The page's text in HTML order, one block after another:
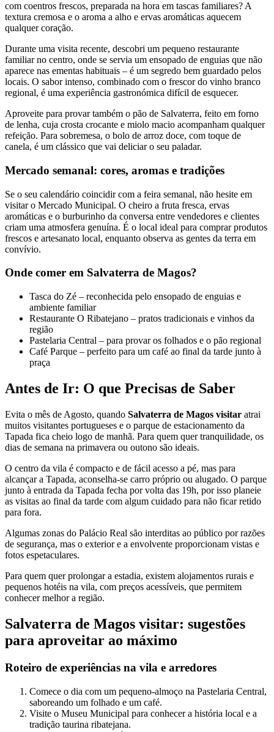
com coentros frescos, preparada na hora em tascas familiares? A
textura cremosa e o aroma a alho e ervas aromáticas aquecem
qualquer coração.
Durante uma visita recente, descobri um pequeno restaurante
familiar no centro, onde se servia um ensopado de enguias que não
aparece nas ementas habituais – é um segredo bem guardado pelos
locais. O sabor intenso, combinado com o frescor do vinho branco
regional, é uma experiência gastronómica difícil de esquecer.
Aproveite para provar também o pão de Salvaterra, feito em forno
de lenha, cuja crosta crocante e miolo macio acompanham qualquer
refeição. Para sobremesa, o bolo de arroz doce, com toque de
canela, é um clássico que vai deliciar o seu paladar.
Mercado semanal: cores, aromas e tradições
Se o seu calendário coincidir com a feira semanal, não hesite em
visitar o Mercado Municipal. O cheiro a fruta fresca, ervas
aromáticas e o burburinho da conversa entre vendedores e clientes
criam uma atmosfera genuína. É o local ideal para comprar produtos
frescos e artesanato local, enquanto observa as gentes da terra em
convívio.
Onde comer em Salvaterra de Magos?
Tasca do Zé – reconhecida pelo ensopado de enguias e
ambiente familiar
Restaurante O Ribatejano – pratos tradicionais e vinhos da
região
Pastelaria Central – para provar os folhados e o pão regional
Café Parque – perfeito para um café ao final da tarde junto à
praça
Antes de Ir: O que Precisas de Saber
Evita o mês de Agosto, quando Salvaterra de Magos visitar atrai
muitos visitantes portugueses e o parque de estacionamento da
Tapada fica cheio logo de manhã. Para quem quer tranquilidade, os
dias de semana na primavera ou outono são ideais.
O centro da vila é compacto e de fácil acesso a pé, mas para
alcançar a Tapada, aconselha-se carro próprio ou alugado. O parque
junto à entrada da Tapada fecha por volta das 19h, por isso planeie
as visitas ao final da tarde com algum cuidado para não ficar retido
para fora.
Algumas zonas do Palácio Real são interditas ao público por razões
de segurança, mas o exterior e a envolvente proporcionam vistas e
fotos espetaculares.
Para quem quer prolongar a estadia, existem alojamentos rurais e
pequenos hotéis na vila, com preços acessíveis, que permitem
conhecer melhor a região.
Salvaterra de Magos visitar: sugestões
para aproveitar ao máximo
Roteiro de experiências na vila e arredores
Comece o dia com um pequeno-almoço na Pastelaria Central,
saboreando um folhado e um café.
Visite o Museu Municipal para conhecer a história local e a
tradição taurina ribatejana.